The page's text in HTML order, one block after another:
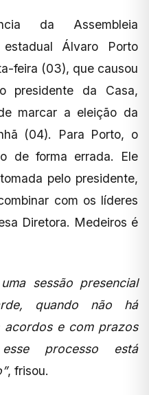
da Assembleia
Álvaro Porto
feira (03), que causou
presidente da Casa,
marcar a eleição da
(04). Para Porto, o
de forma errada. Ele
pelo presidente,
com os líderes
Diretora. Medeiros é
sessão presencial
quando não há
acordos e com prazos
processo está
, frisou.